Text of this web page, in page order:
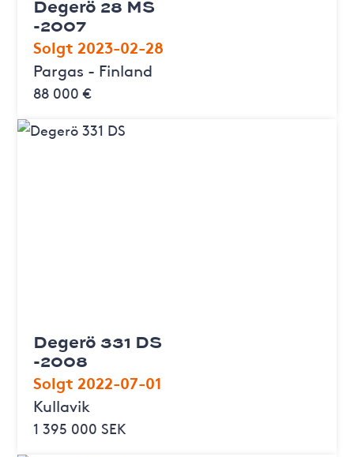
Degerö 28 MS
-2007
Solgt 2023-02-28
Pargas - Finland
88 000 €
Degerö 331 DS
-2008
Solgt 2022-07-01
Kullavik
1 395 000 SEK